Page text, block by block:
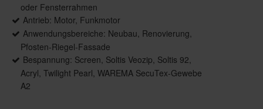
oder Fensterrahmen
Antrieb: Motor, Funkmotor
Anwendungsbereiche: Neubau, Renovierung,
Pfosten-Riegel-Fassade
Bespannung: Screen, Soltis Veozip, Soltis 92,
Acryl, Twilight Pearl, WAREMA SecuTex-Gewebe
A2